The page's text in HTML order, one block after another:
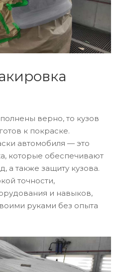
верно, то кузов
к покраске.
автомобиля — это
которые обеспечивают
а также защиту кузова.
точности,
и навыков,
руками без опыта